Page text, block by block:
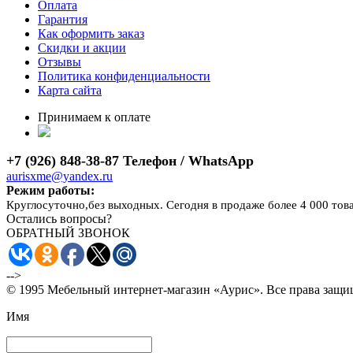
Оплата
Гарантия
Как оформить заказ
Скидки и акции
Отзывы
Политика конфиденциальности
Карта сайта
Принимаем к оплате
+7 (926) 848-38-87 Телефон / WhatsApp
aurisxme@yandex.ru
Режим работы:
Круглосуточно,без выходных. Сегодня в продаже более 4 000
Остались вопросы?
ОБРАТНЫЙ ЗВОНОК
-->
© 1995 Мебельный интернет-магазин «Аурис». Все права
Имя